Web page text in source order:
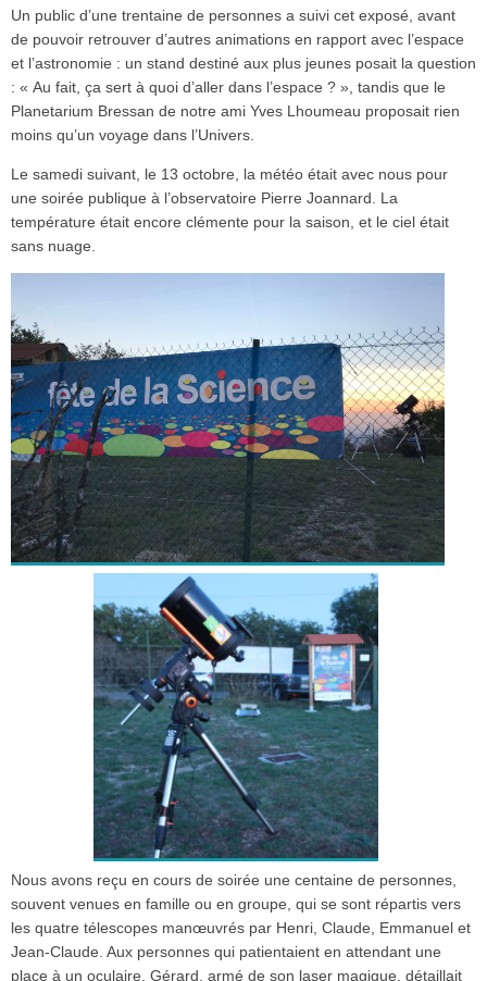
Un public d’une trentaine de personnes a suivi cet exposé, avant
de pouvoir retrouver d’autres animations en rapport avec l’espace
et l’astronomie : un stand destiné aux plus jeunes posait la question
: « Au fait, ça sert à quoi d’aller dans l’espace ? », tandis que le
Planetarium Bressan de notre ami Yves Lhoumeau proposait rien
moins qu’un voyage dans l’Univers.
Le samedi suivant, le 13 octobre, la météo était avec nous pour
une soirée publique à l’observatoire Pierre Joannard. La
température était encore clémente pour la saison, et le ciel était
sans nuage.
Nous avons reçu en cours de soirée une centaine de personnes,
souvent venues en famille ou en groupe, qui se sont répartis vers
les quatre télescopes manœuvrés par Henri, Claude, Emmanuel et
Jean-Claude. Aux personnes qui patientaient en attendant une
place à un oculaire, Gérard, armé de son laser magique, détaillait